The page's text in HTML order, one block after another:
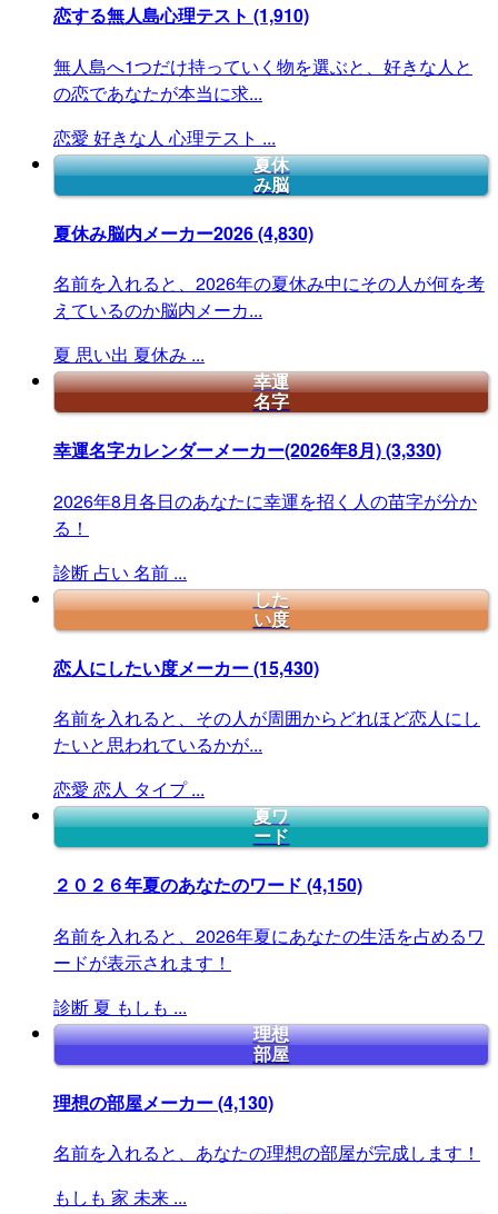
恋する無人島心理テスト (1,910)
無人島へ1つだけ持っていく物を選ぶと、好きな人と
の恋であなたが本当に求...
恋愛 好きな人 心理テスト ...
夏休
み脳
夏休み脳内メーカー2026(4,830)
名前を入れると、2026年の夏休み中にその人が何を考
えているのか脳内メーカ...
夏 思い出 夏休み ...
幸運
名字
幸運名字カレンダーメーカー(2026年8月)(3,330)
2026年8月各日のあなたに幸運を招く人の苗字が分か
る！
診断 占い 名前 ...
した
い度
恋人にしたい度メーカー(15,430)
名前を入れると、その人が周囲からどれほど恋人にし
たいと思われているかが...
恋愛 恋人 タイプ ...
夏ワ
ード
２０２６年夏のあなたのワード (4,150)
名前を入れると、2026年夏にあなたの生活を占めるワ
ードが表示されます！
診断 夏 もしも ...
理想
部屋
理想の部屋メーカー(4,130)
名前を入れると、あなたの理想の部屋が完成します！
もしも 家 未来 ...